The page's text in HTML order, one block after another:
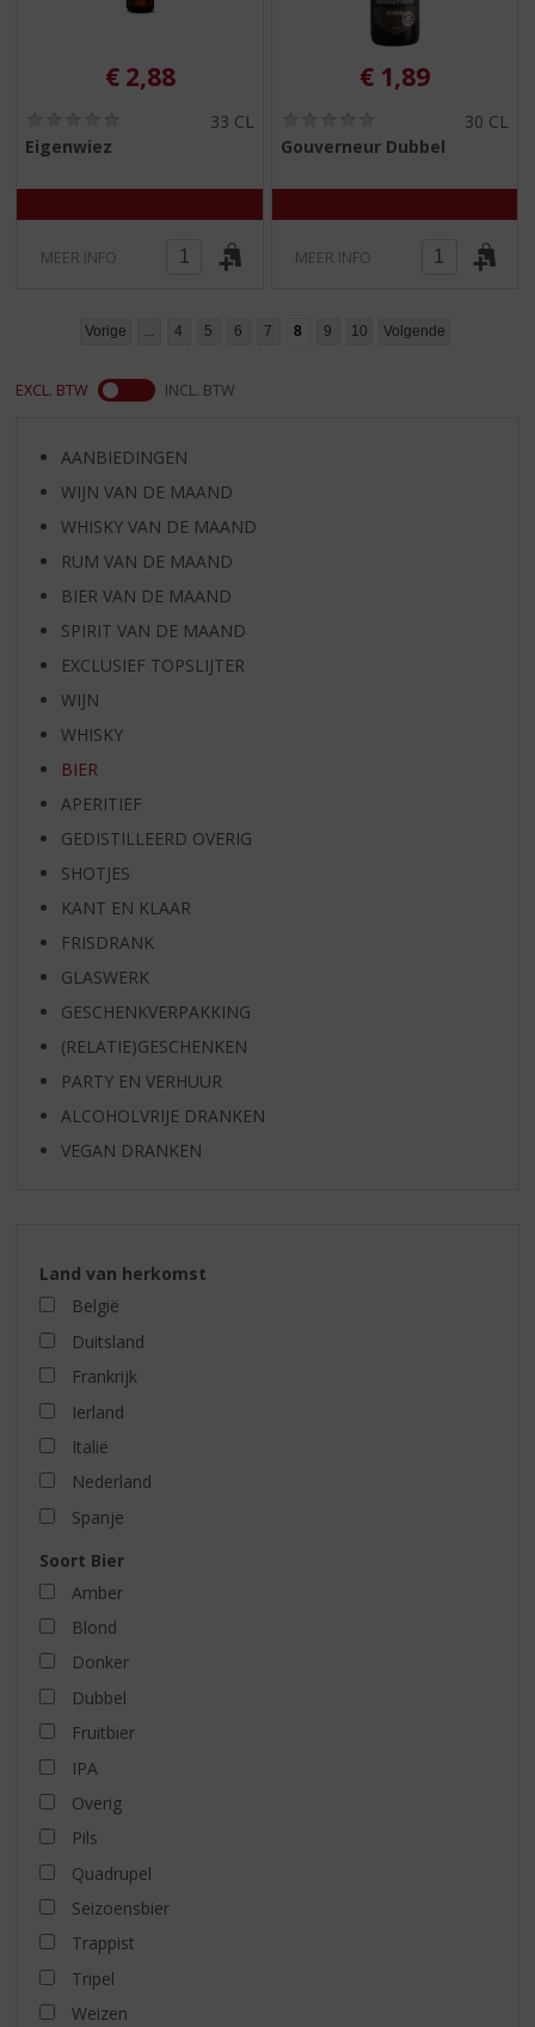
€ 2,88
/
33 CL
Eigenwiez
MEER INFO
€ 1,89
,
/
30 CL
Gouverneur Dubbel
MEER INFO
Vorige ... 4 5 6 7 8 9 10 Volgende
EXCL. BTW INCL. BTW
AANBIEDINGEN
WIJN VAN DE MAAND
WHISKY VAN DE MAAND
RUM VAN DE MAAND
BIER VAN DE MAAND
SPIRIT VAN DE MAAND
EXCLUSIEF TOPSLIJTER
WIJN
WHISKY
BIER
APERITIEF
GEDISTILLEERD OVERIG
SHOTJES
KANT EN KLAAR
FRISDRANK
GLASWERK
GESCHENKVERPAKKING
(RELATIE)GESCHENKEN
PARTY EN VERHUUR
ALCOHOLVRIJE DRANKEN
VEGAN DRANKEN
Land van herkomst
België
Duitsland
Frankrijk
Ierland
Italië
Nederland
Spanje
Soort Bier
Amber
Blond
Donker
Dubbel
Fruitbier
IPA
Overig
Pils
Quadrupel
Seizoensbier
Trappist
Tripel
Weizen